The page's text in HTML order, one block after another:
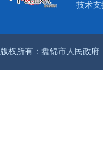
技术支
版权所有：盘锦市人民政府